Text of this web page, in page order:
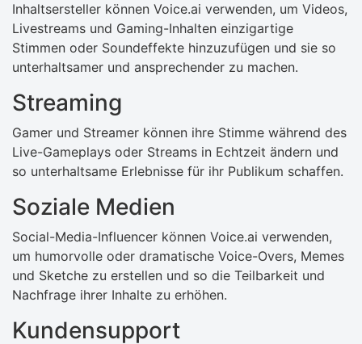
Inhaltsersteller können Voice.ai verwenden, um Videos,
Livestreams und Gaming-Inhalten einzigartige
Stimmen oder Soundeffekte hinzuzufügen und sie so
unterhaltsamer und ansprechender zu machen.
Streaming
Gamer und Streamer können ihre Stimme während des
Live-Gameplays oder Streams in Echtzeit ändern und
so unterhaltsame Erlebnisse für ihr Publikum schaffen.
Soziale Medien
Social-Media-Influencer können Voice.ai verwenden,
um humorvolle oder dramatische Voice-Overs, Memes
und Sketche zu erstellen und so die Teilbarkeit und
Nachfrage ihrer Inhalte zu erhöhen.
Kundensupport